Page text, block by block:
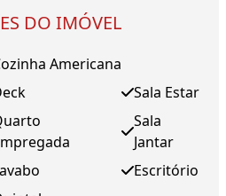
DO IMÓVEL
Americana
Sala Estar
Sala
Jantar
Escritório